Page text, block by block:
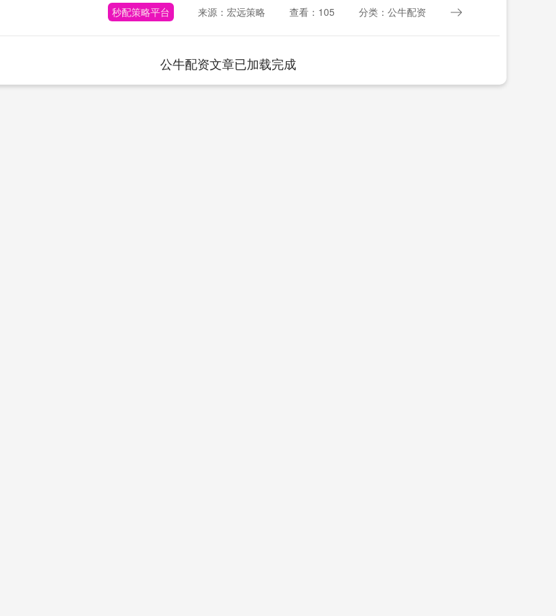
秒配策略平台 来源：宏远策略 查看：105 分类：公牛配资
公牛配资文章已加载完成